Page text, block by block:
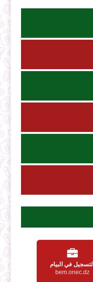
التسجيل في البيام
bem.onec.dz